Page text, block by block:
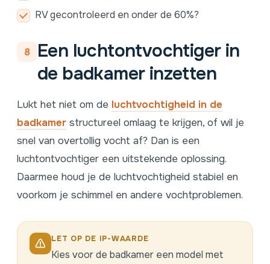
RV gecontroleerd en onder de 60%?
8
Een luchtontvochtiger in
de badkamer inzetten
Lukt het niet om de luchtvochtigheid in de
badkamer structureel omlaag te krijgen, of wil je
snel van overtollig vocht af? Dan is een
luchtontvochtiger een uitstekende oplossing.
Daarmee houd je de luchtvochtigheid stabiel en
voorkom je schimmel en andere vochtproblemen.
LET OP DE IP-WAARDE
Kies voor de badkamer een model met